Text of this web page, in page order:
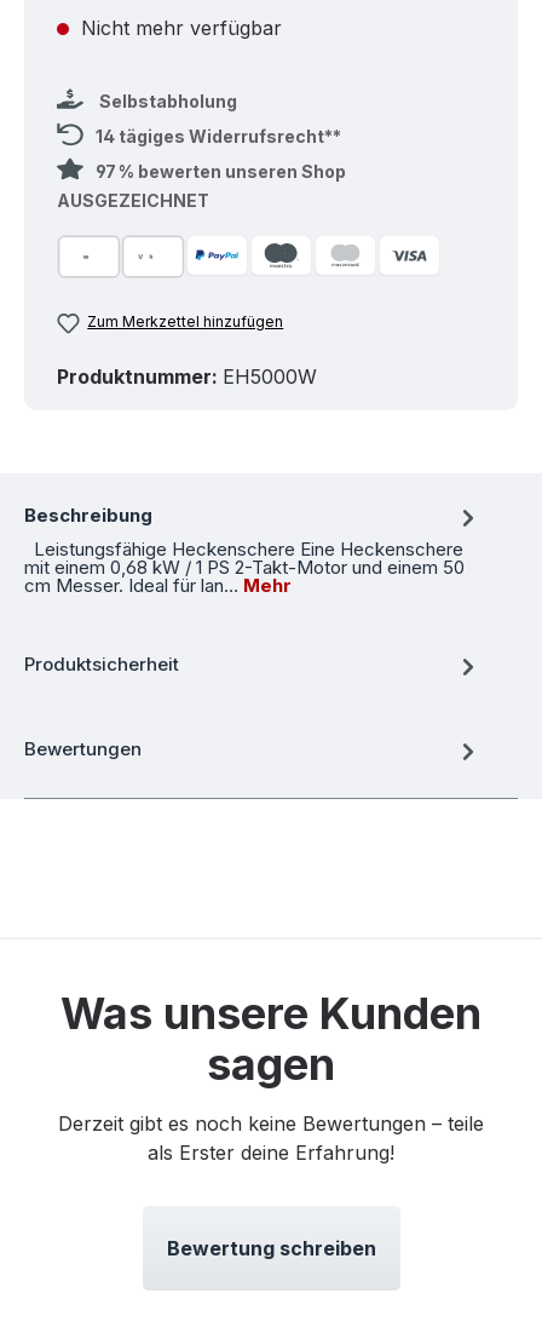
Nicht mehr verfügbar
Selbstabholung
14 tägiges Widerrufsrecht**
97 % bewerten unseren Shop
AUSGEZEICHNET
Zum Merkzettel hinzufügen
Produktnummer: EH5000W
Beschreibung
Leistungsfähige Heckenschere Eine Heckenschere
mit einem 0,68 kW / 1 PS 2-Takt-Motor und einem 50
cm Messer. Ideal für lan… Mehr
Produktsicherheit
Bewertungen
Was unsere Kunden
sagen
Derzeit gibt es noch keine Bewertungen – teile
als Erster deine Erfahrung!
Bewertung schreiben